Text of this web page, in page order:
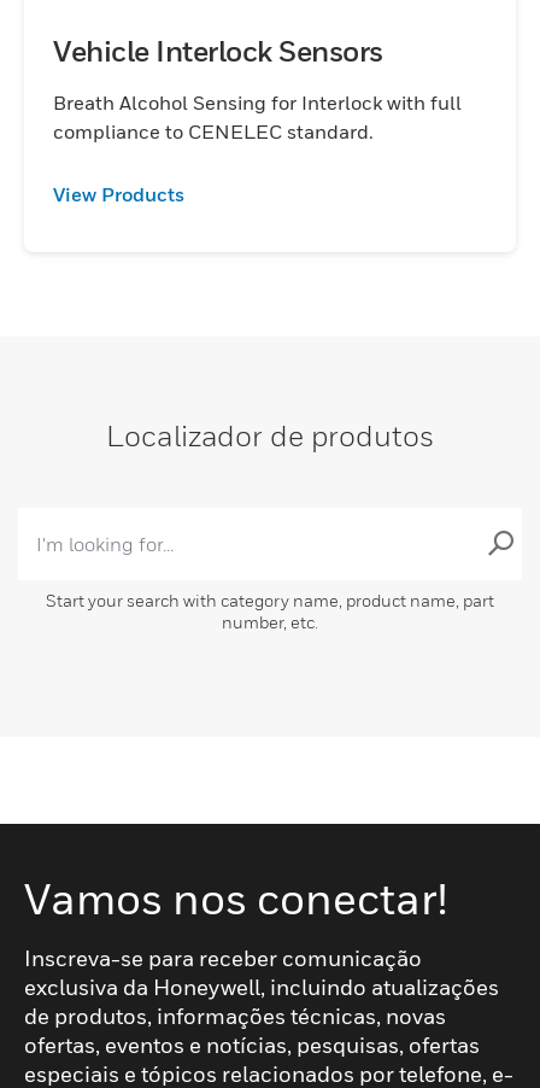
Vehicle Interlock Sensors
Breath Alcohol Sensing for Interlock with full
compliance to CENELEC standard.
View Products
Localizador de produtos
Start your search with category name, product name, part
number, etc.
Vamos nos conectar!
Inscreva-se para receber comunicação
exclusiva da Honeywell, incluindo atualizações
de produtos, informações técnicas, novas
ofertas, eventos e notícias, pesquisas, ofertas
especiais e tópicos relacionados por telefone, e-